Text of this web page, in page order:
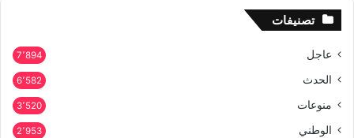
تصنيفات
عاجل 7٬894
الحدث 6٬582
منوعات 3٬520
الوطني 2٬953